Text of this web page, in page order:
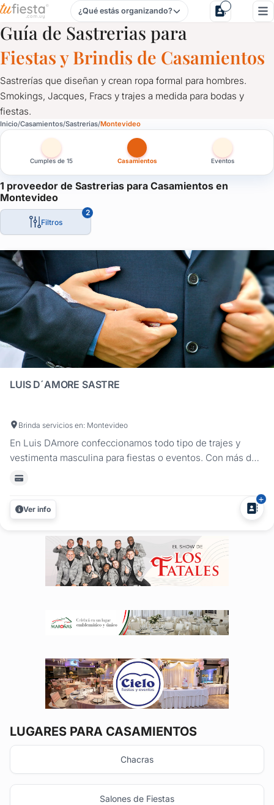
Sastrerias para Casamientos en Uruguay
¿Qué estás organizando?
Guía de Sastrerias para
Fiestas y Brindis de Casamientos
Sastrerías que diseñan y crean ropa formal para hombres.
Smokings, Jacques, Fracs y trajes a medida para bodas y
fiestas.
Inicio Casamientos Sastrerias Montevideo
Cumples de 15 Casamientos Eventos
1 proveedor de Sastrerias para Casamientos en
Montevideo
Filtros
2
LUIS D´AMORE SASTRE
Brinda servicios en: Montevideo
En Luis DAmore confeccionamos todo tipo de trajes y
vestimenta masculina para fiestas o eventos. Con más de
40 años de trayectoria y experiencia, transmitiendo sus
confeccionamos artesanalmente trajes a medida con telas
de excelente calidad, diseños...
Ver info
LUGARES PARA CASAMIENTOS
Chacras
Salones de Fiestas
Sastrerias para Casamientos en Montevideo
Sastrerías que diseñan y crean ropa formal para hombres.